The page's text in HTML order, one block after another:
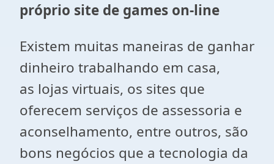
próprio site de games on-line
Existem muitas maneiras de ganhar
dinheiro trabalhando em casa,
as lojas virtuais, os sites que
oferecem serviços de assessoria e
aconselhamento, entre outros, são
bons negócios que a tecnologia da